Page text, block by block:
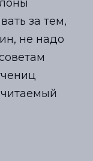
за тем,
не надо